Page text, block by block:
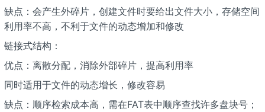
缺点：会产生外碎片，创建文件时要给出文件大小，存储空间
利用率不高，不利于文件的动态增加和修改
链接式结构：
优点：离散分配，消除外部碎片，提高利用率
同时适用于文件的动态增长，修改容易
缺点：顺序检索成本高，需在FAT表中顺序查找许多盘块号；